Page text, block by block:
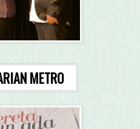
METRO